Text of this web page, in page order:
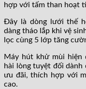
hợp với tấm than hoạt
Đây là dòng lưới thế
dàng tháo lắp khi vệ
lọc cùng 5 lớp tăng
Máy hút khử mùi hiện
hài lòng tuyệt đối dành
ưu đãi, thích hợp với
cao.